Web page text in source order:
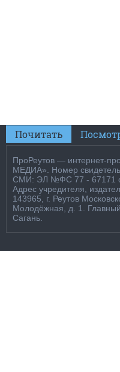
Почитать
ПроРеутов — интернет-
МЕДИА». Номер
СМИ: ЭЛ №ФС 77 - 67171
Адрес учредителя,
143965, г. Реутов
Молодёжная, д. 1.
Сагань.